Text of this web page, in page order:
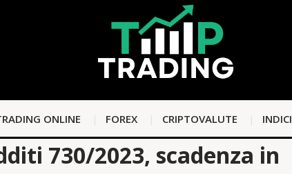
ONLINE FOREX CRIPTOVALUTE INDICI
730/2023, scadenza in